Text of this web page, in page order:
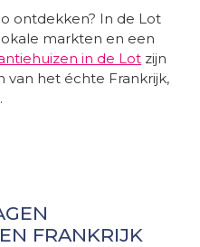
ontdekken? In de Lot
markten en een
in de Lot zijn
van het échte Frankrijk,
FRANKRIJK